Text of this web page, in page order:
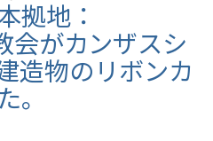
拠地：
会がカンザスシ
造物のリボンカ
。